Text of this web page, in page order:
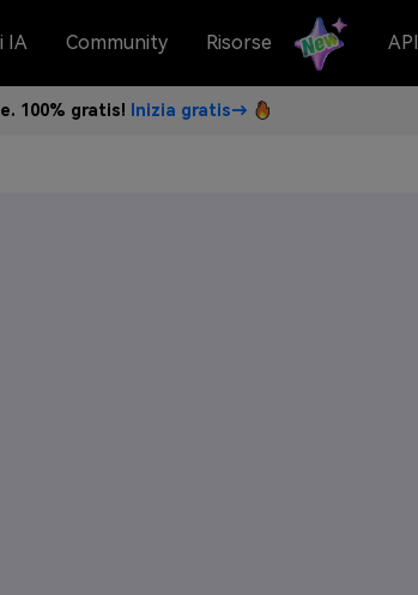
IA Community Risorse API
100% gratis! Inizia gratis→